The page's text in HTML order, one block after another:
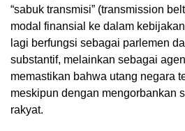
“sabuk transmisi” (transmission
modal finansial ke dalam
lagi berfungsi sebagai parlemen
substantif, melainkan sebagai
memastikan bahwa utang negara
meskipun dengan mengorbankan
rakyat.